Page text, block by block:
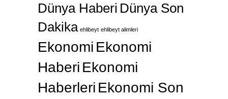
Dünya Haberi Dünya Son
Dakika ehlibeyt ehlibeyt alimleri
Ekonomi Ekonomi
Haberi Ekonomi
Haberleri Ekonomi Son